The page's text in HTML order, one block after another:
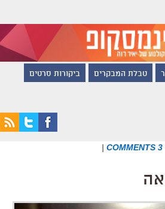
טבלת המבקרים ביקורות סרטים
3 COMMENTS
|